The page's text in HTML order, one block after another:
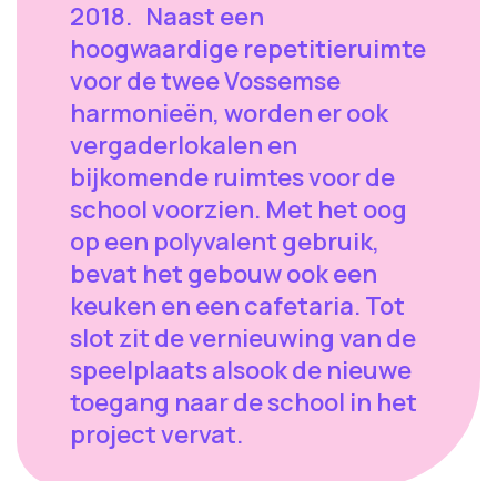
2018. Naast een
hoogwaardige repetitieruimte
voor de twee Vossemse
harmonieën, worden er ook
vergaderlokalen en
bijkomende ruimtes voor de
school voorzien. Met het oog
op een polyvalent gebruik,
bevat het gebouw ook een
keuken en een cafetaria. Tot
slot zit de vernieuwing van de
speelplaats alsook de nieuwe
toegang naar de school in het
project vervat.